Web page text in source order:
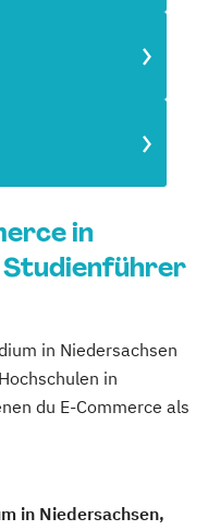
in
Studienführer
in Niedersachsen
in
du E-Commerce als
in Niedersachsen,